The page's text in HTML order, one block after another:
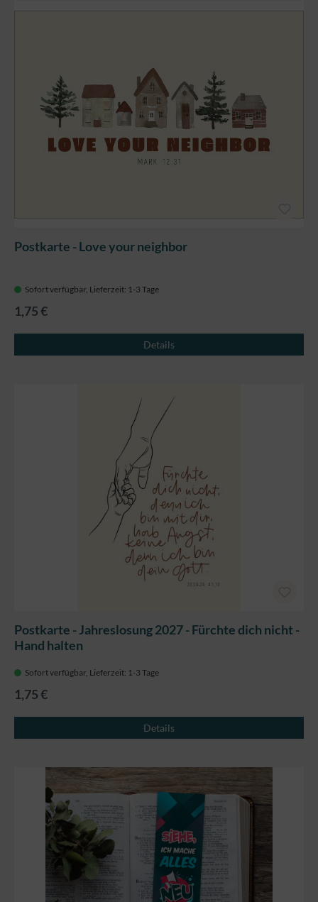
Postkarte - Love your neighbor
Sofort verfügbar, Lieferzeit: 1-3 Tage
1,75 €
Details
Postkarte - Jahreslosung 2027 - Fürchte dich nicht -
Hand halten
Sofort verfügbar, Lieferzeit: 1-3 Tage
1,75 €
Details